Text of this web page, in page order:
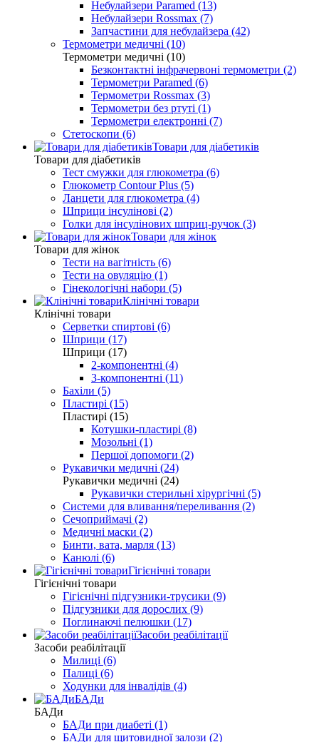
Небулайзери Paramed (13)
Небулайзери Rossmax (7)
Запчастини для небулайзера (42)
Термометри медичні (10)
Термометри медичні (10)
Безконтактні інфрачервоні термометри (2)
Термометри Paramed (6)
Термометри Rossmax (3)
Термометри без ртуті (1)
Термометри електронні (7)
Стетоскопи (6)
Товари для діабетиків
Товари для діабетиків
Тест смужки для глюкометра (6)
Глюкометр Contour Plus (5)
Ланцети для глюкометра (4)
Шприци інсулінові (2)
Голки для інсулінових шприц-ручок (3)
Товари для жінок
Товари для жінок
Тести на вагітність (6)
Тести на овуляцію (1)
Гінекологічні набори (5)
Клінічні товари
Клінічні товари
Серветки спиртові (6)
Шприци (17)
Шприци (17)
2-компонентні (4)
3-компонентні (11)
Бахіли (5)
Пластирі (15)
Пластирі (15)
Котушки-пластирі (8)
Мозольні (1)
Першої допомоги (2)
Рукавички медичні (24)
Рукавички медичні (24)
Рукавички стерильні хірургічні (5)
Системи для вливання/переливання (2)
Сечоприймачі (2)
Медичні маски (2)
Бинти, вата, марля (13)
Канюлі (6)
Гігієнічні товари
Гігієнічні товари
Гігієнічні підгузники-трусики (9)
Підгузники для дорослих (9)
Поглинаючі пелюшки (17)
Засоби реабілітації
Засоби реабілітації
Милиці (6)
Палиці (6)
Ходунки для інвалідів (4)
БАДи
БАДи
БАДи при диабеті (1)
БАДи для щитовидної залози (2)